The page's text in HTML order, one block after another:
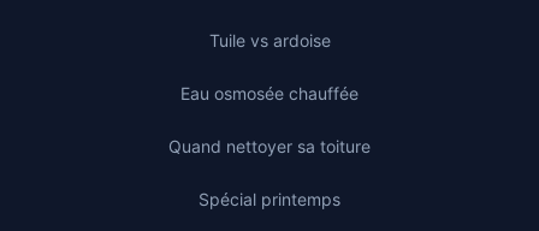
Tuile vs ardoise
Eau osmosée chauffée
Quand nettoyer sa toiture
Spécial printemps